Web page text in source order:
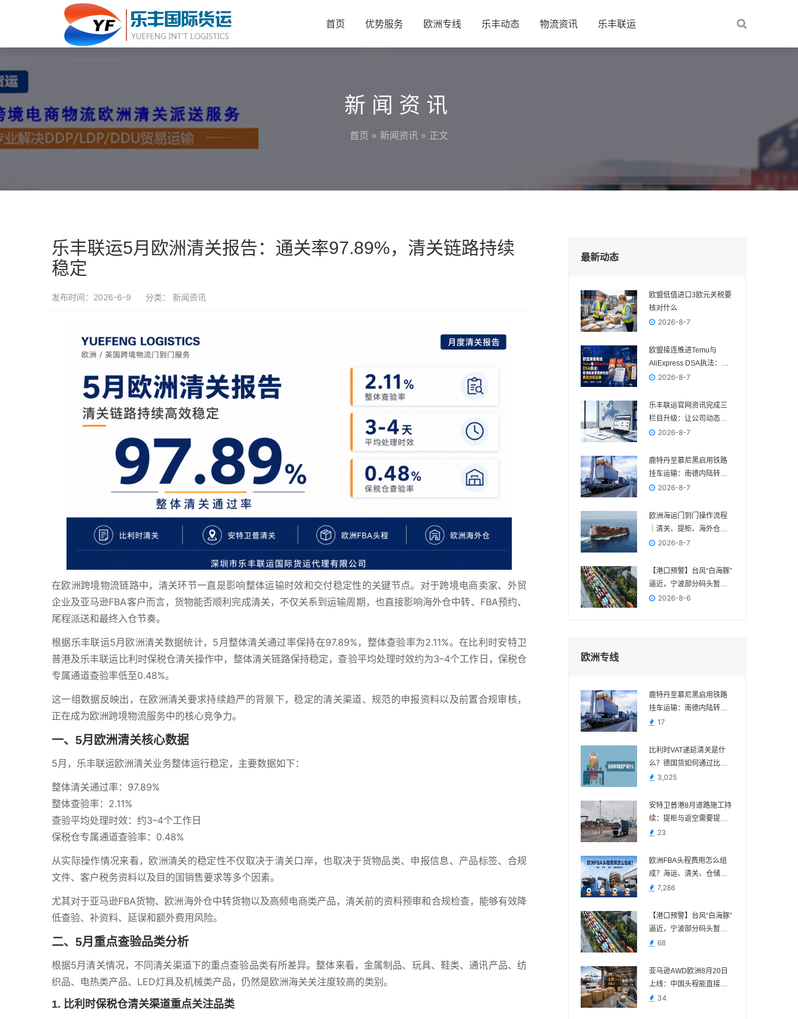
首页 优势服务 欧洲专线 乐丰动态 物流资讯 乐丰联运
新闻资讯
首页 » 新闻资讯 » 正文
乐丰联运5月欧洲清关报告：通关率97.89%，清关链路持续
稳定
发布时间：2026-6-9 分类： 新闻资讯
在欧洲跨境物流链路中，清关环节一直是影响整体运输时效和交付稳定性的关键节点。对于跨境电商卖家、外贸
企业及亚马逊FBA客户而言，货物能否顺利完成清关，不仅关系到运输周期，也直接影响海外仓中转、FBA预约、
尾程派送和最终入仓节奏。
根据乐丰联运5月欧洲清关数据统计，5月整体清关通过率保持在97.89%，整体查验率为2.11%。在比利时安特卫
普港及乐丰联运比利时保税仓清关操作中，整体清关链路保持稳定，查验平均处理时效约为3–4个工作日，保税仓
专属通道查验率低至0.48%。
这一组数据反映出，在欧洲清关要求持续趋严的背景下，稳定的清关渠道、规范的申报资料以及前置合规审核，
正在成为欧洲跨境物流服务中的核心竞争力。
一、5月欧洲清关核心数据
5月，乐丰联运欧洲清关业务整体运行稳定，主要数据如下：
整体清关通过率：97.89%
整体查验率：2.11%
查验平均处理时效：约3–4个工作日
保税仓专属通道查验率：0.48%
从实际操作情况来看，欧洲清关的稳定性不仅取决于清关口岸，也取决于货物品类、申报信息、产品标签、合规
文件、客户税务资料以及目的国销售要求等多个因素。
尤其对于亚马逊FBA货物、欧洲海外仓中转货物以及高频电商类产品，清关前的资料预审和合规检查，能够有效降
低查验、补资料、延误和额外费用风险。
二、5月重点查验品类分析
根据5月清关情况，不同清关渠道下的重点查验品类有所差异。整体来看，金属制品、玩具、鞋类、通讯产品、纺
织品、电热类产品、LED灯具及机械类产品，仍然是欧洲海关关注度较高的类别。
1. 比利时保税仓清关渠道重点关注品类
最新动态
欧盟低值进口3欧元关税要
核对什么
2026-8-7
欧盟接连推进Temu与
AliExpress DSA执法：欧
洲卖家要重新检查商品合
2026-8-7
乐丰联运官网资讯完成三
栏目升级：让公司动态、
电商政策与物流变化各归
2026-8-7
鹿特丹至慕尼黑启用铁路
挂车运输：南德内陆转运
多一种组合方案
2026-8-7
欧洲海运门到门操作流程
｜清关、提柜、海外仓与
FBA交付节点
2026-8-7
【港口预警】台风“白海豚”
逼近，宁波部分码头暂停
作业，近期出货请提前规
2026-8-6
欧洲专线
鹿特丹至慕尼黑启用铁路
挂车运输：南德内陆转运
多一种组合方案
17
比利时VAT递延清关是什
么？德国货如何通过比利
时进口？
3,025
安特卫普港8月道路施工持
续：提柜与返空需要提前
核对路线
23
欧洲FBA头程费用怎么组
成？海运、清关、仓储与
派送费用说明
7,286
【港口预警】台风“白海豚”
逼近，宁波部分码头暂停
作业，近期出货请提前规
68
亚马逊AWD欧洲8月20日
上线：中国头程能直接送
吗？34